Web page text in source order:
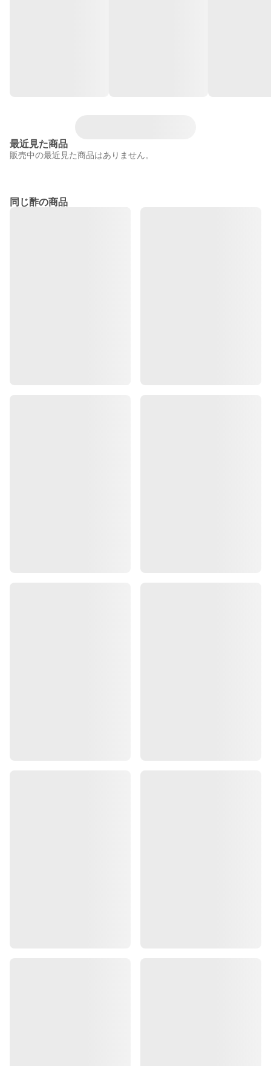
最近見た商品
販売中の最近見た商品はありません。
同じ酢の商品